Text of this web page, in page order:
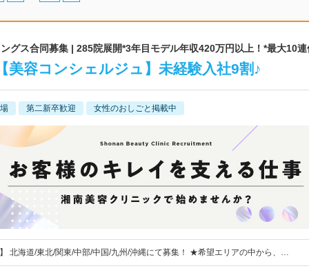
グス合同募集 | 285院展開*3年目モデル年収420万円以上！*最大10
美容コンシェルジュ】未経験入社9割♪
第二新卒歓迎 女性のおしごと掲載中
北海道/東北/関東/中部/中国/九州/沖縄にて募集！ ★希望エリアの中から、…